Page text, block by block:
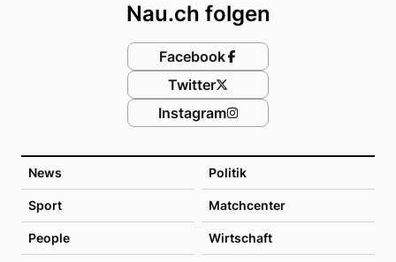
News Politik
Sport Matchcenter
People Wirtschaft
Nau.ch folgen
Facebook
Twitter
Instagram